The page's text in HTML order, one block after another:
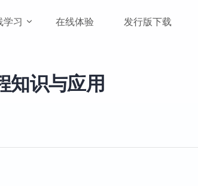
学习 在线体验 发行版下载
知识与应用